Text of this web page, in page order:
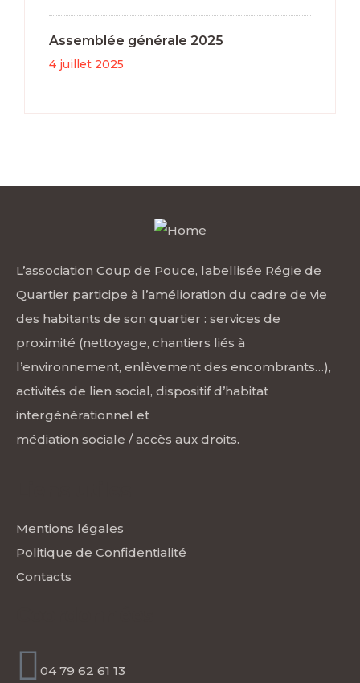
Assemblée générale 2025
4 juillet 2025
L’association Coup de Pouce, labellisée Régie de
Quartier participe à l’amélioration du cadre de vie
des habitants de son quartier : services de
proximité (nettoyage, chantiers liés à
l’environnement, enlèvement des encombrants…),
activités de lien social, dispositif d’habitat
intergénérationnel et
médiation sociale / accès aux droits.
Mentions légales
Politique de Confidentialité
Contacts
04 79 62 61 13